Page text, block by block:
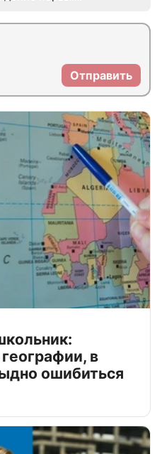
Отправить
в
ошибиться